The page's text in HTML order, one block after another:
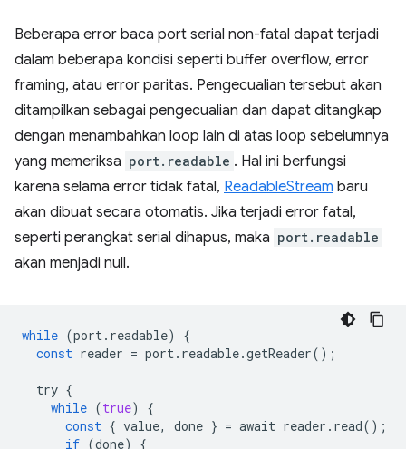
Beberapa error baca port serial non-fatal dapat terjadi
dalam beberapa kondisi seperti buffer overflow, error
framing, atau error paritas. Pengecualian tersebut akan
ditampilkan sebagai pengecualian dan dapat ditangkap
dengan menambahkan loop lain di atas loop sebelumnya
yang memeriksa port.readable . Hal ini berfungsi
karena selama error tidak fatal, ReadableStream baru
akan dibuat secara otomatis. Jika terjadi error fatal,
seperti perangkat serial dihapus, maka port.readable
akan menjadi null.
while (port. readable)
{
const reader = port. readable.getReader();
try {
while (true)
{
const { value, done } = await reader . read();
if (done) {